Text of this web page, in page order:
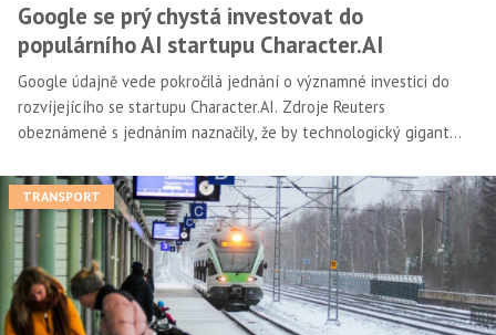
Google se prý chystá investovat do
populárního AI startupu Character.AI
Google údajně vede pokročilá jednání o významné investici do
rozvíjejícího se startupu Character.AI. Zdroje Reuters
obeznámené s jednáním naznačily, že by technologický gigant
milionů dolarů, na podporu růstu firmy AI.
TRANSPORT